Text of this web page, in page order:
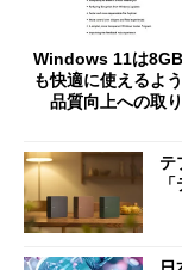
Windows 11は
も快適に使えるよ
品質向上への取
テ